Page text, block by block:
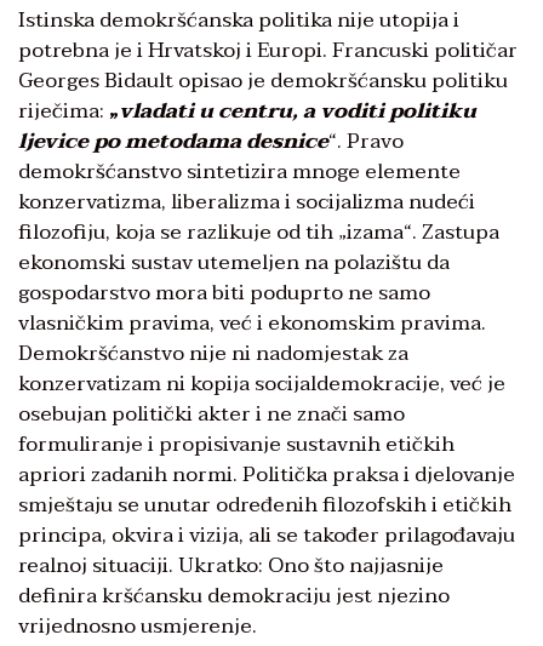
Istinska demokršćanska politika nije utopija i
potrebna je i Hrvatskoj i Europi. Francuski političar
Georges Bidault opisao je demokršćansku politiku
riječima: „vladati u centru, a voditi politiku
ljevice po metodama desnice“. Pravo
demokršćanstvo sintetizira mnoge elemente
konzervatizma, liberalizma i socijalizma nudeći
filozofiju, koja se razlikuje od tih „izama“. Zastupa
ekonomski sustav utemeljen na polazištu da
gospodarstvo mora biti poduprto ne samo
vlasničkim pravima, već i ekonomskim pravima.
Demokršćanstvo nije ni nadomjestak za
konzervatizam ni kopija socijaldemokracije, već je
osebujan politički akter i ne znači samo
formuliranje i propisivanje sustavnih etičkih
apriori zadanih normi. Politička praksa i djelovanje
smještaju se unutar određenih filozofskih i etičkih
principa, okvira i vizija, ali se također prilagođavaju
realnoj situaciji. Ukratko: Ono što najjasnije
definira kršćansku demokraciju jest njezino
vrijednosno usmjerenje.